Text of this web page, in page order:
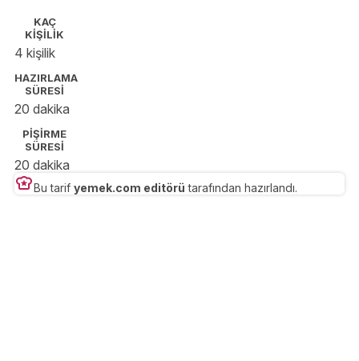
KAÇ
KİŞİLİK
4 kişilik
HAZIRLAMA
SÜRESİ
20 dakika
PİŞİRME
SÜRESİ
20 dakika
Bu tarif yemek.com editörü tarafından hazırlandı.